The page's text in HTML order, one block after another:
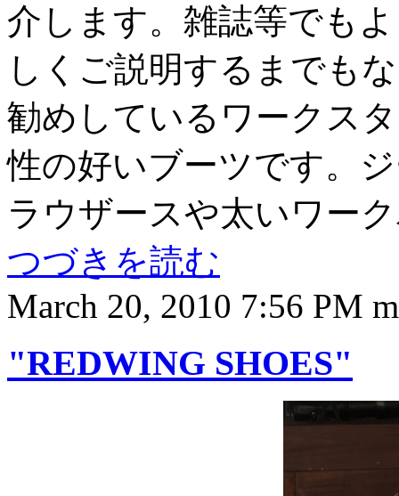
介します。雑誌等でも
しくご説明するまでも
勧めしているワークス
性の好いブーツです。
ラウザースや太いワー
つづきを読む
March 20, 2010 7:56 PM
"REDWING SHOES"